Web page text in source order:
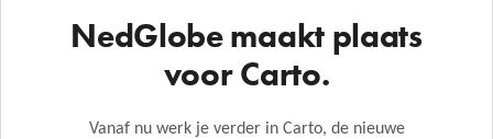
NedGlobe maakt plaats
voor Carto.
Vanaf nu werk je verder in Carto, de nieuwe